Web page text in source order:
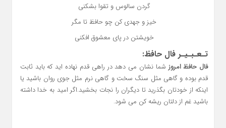
گردن سالوس و تقوا بشکنی
خیز و جهدی کن چو حافظ تا مگر
خویشتن در پای معشوق افکنی
تـعـبـیـر فال حافظ:
فال حافظ امروز شما نشان می دهد در راهی قدم نهاده اید که باید ثابت
قدم بوده و گاهی مثل سنگ سخت و گاهی نرم مثل جوی روان باشید یا
اینکه از خودتان بگذرید تا دیگران را نجات بخشید.اگر امید به خدا داشته
باشید غم از دلتان ریشه کن می شود.